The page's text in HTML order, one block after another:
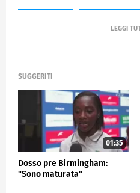
SUGGERITI
01:35
Dosso pre Birmingham:
"Sono maturata"